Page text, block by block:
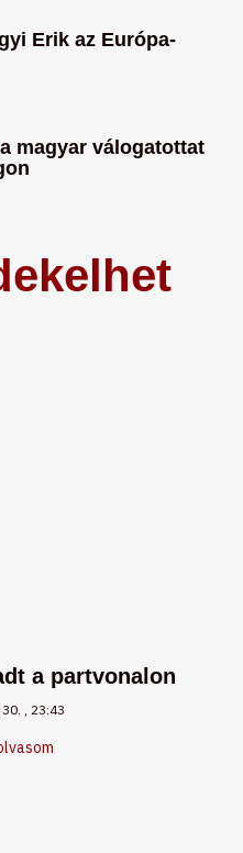
Erik az Európa-
magyar válogatottat
a partvonalon
23:43